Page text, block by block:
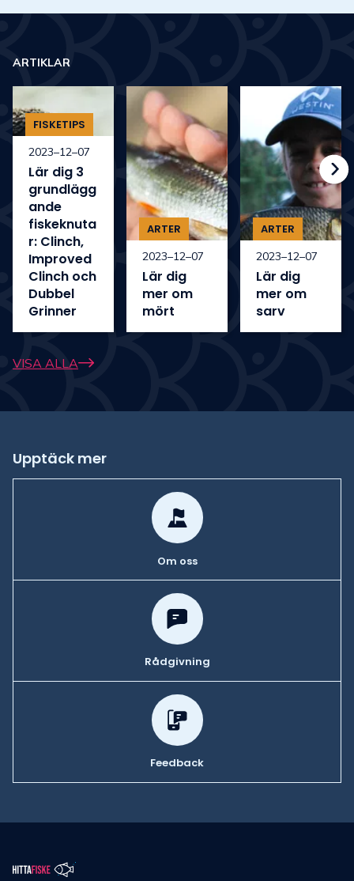
ARTIKLAR
FISKETIPS
2023–12–07
Lär dig 3
grundlägg
ande
fiskeknuta
r: Clinch,
Improved
Clinch och
Dubbel
Grinner
ARTER
2023–12–07
Lär dig
mer om
mört
ARTER
2023–12–07
Lär dig
mer om
sarv
VISA ALLA
Upptäck mer
Om oss
Rådgivning
Feedback